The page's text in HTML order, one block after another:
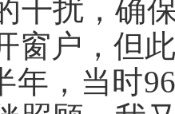
干扰，确
窗户，但
年，当时